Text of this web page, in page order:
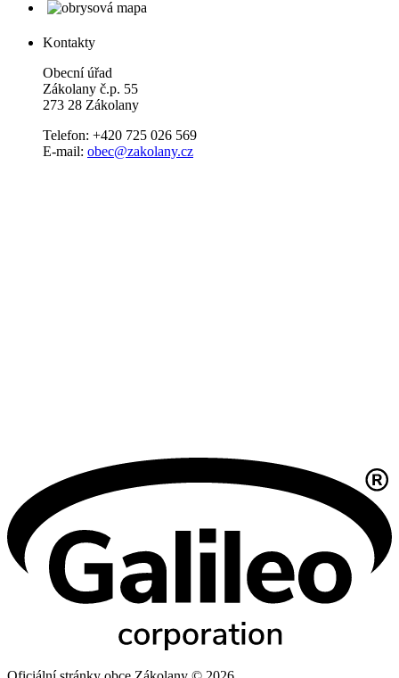
Kontakty
Obecní úřad
Zákolany č.p. 55
273 28 Zákolany
Telefon: +420 725 026 569
E-mail: obec@zakolany.cz